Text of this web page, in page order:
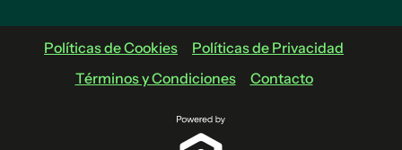
Políticas de Cookies
Políticas de Privacidad
Términos y Condiciones
Contacto